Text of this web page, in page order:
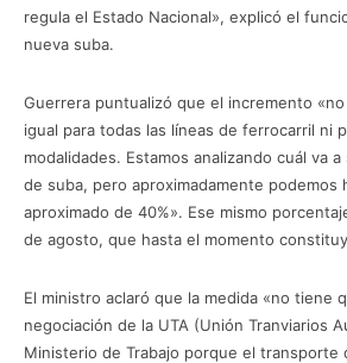
regula el Estado Nacional», explicó el
nueva suba.
Guerrera puntualizó que el incremento
igual para todas las líneas de ferrocarril ni
modalidades. Estamos analizando cuál va
de suba, pero aproximadamente podemos
aproximado de 40%». Ese mismo
de agosto, que hasta el momento
El ministro aclaró que la medida «no tiene
negociación de la UTA (Unión Tranviarios
Ministerio de Trabajo porque el transporte